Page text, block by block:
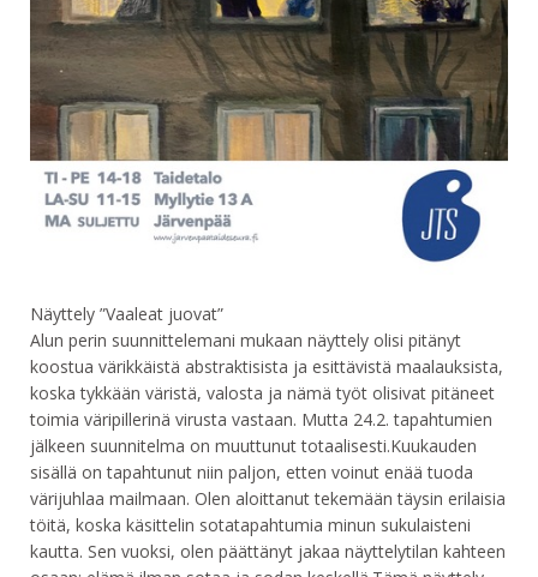
Näyttely ”Vaaleat juovat”
Alun perin suunnittelemani mukaan näyttely olisi pitänyt
koostua värikkäistä abstraktisista ja esittävistä maalauksista,
koska tykkään väristä, valosta ja nämä työt olisivat pitäneet
toimia väripillerinä virusta vastaan. Mutta 24.2. tapahtumien
jälkeen suunnitelma on muuttunut totaalisesti.Kuukauden
sisällä on tapahtunut niin paljon, etten voinut enää tuoda
värijuhlaa mailmaan. Olen aloittanut tekemään täysin erilaisia
töitä, koska käsittelin sotatapahtumia minun sukulaisteni
kautta. Sen vuoksi, olen päättänyt jakaa näyttelytilan kahteen